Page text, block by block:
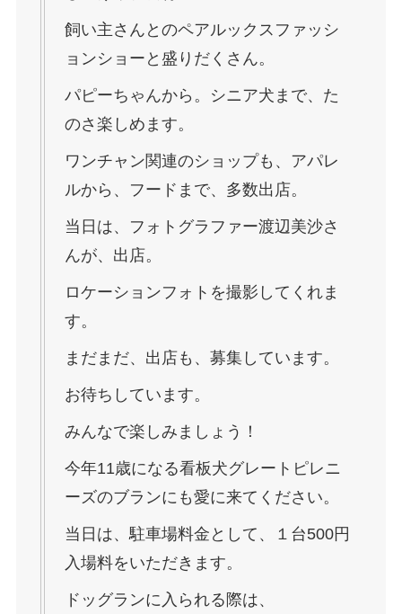
飼い主さんとのペアルックスファッシ
ョンショーと盛りだくさん。
パピーちゃんから。シニア犬まで、た
のさ楽しめます。
ワンチャン関連のショップも、アパレ
ルから、フードまで、多数出店。
当日は、フォトグラファー渡辺美沙さ
んが、出店。
ロケーションフォトを撮影してくれま
す。
まだまだ、出店も、募集しています。
お待ちしています。
みんなで楽しみましょう！
今年11歳になる看板犬グレートピレニ
ーズのブランにも愛に来てください。
当日は、駐車場料金として、１台500円
入場料をいただきます。
ドッグランに入られる際は、